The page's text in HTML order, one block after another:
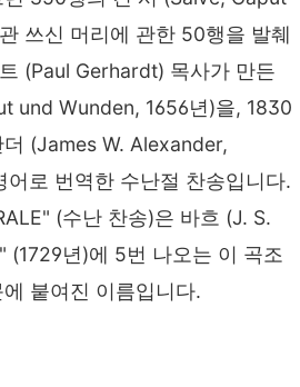
쓰신 머리에 관한 50행을 발췌
(Paul Gerhardt) 목사가 만든
und Wunden, 1656년)을, 1830
(James W. Alexander,
로 번역한 수난절 찬송입니다.
(수난 찬송)은 바흐 (J. S.
(1729년)에 5번 나오는 이 곡조
붙여진 이름입니다.